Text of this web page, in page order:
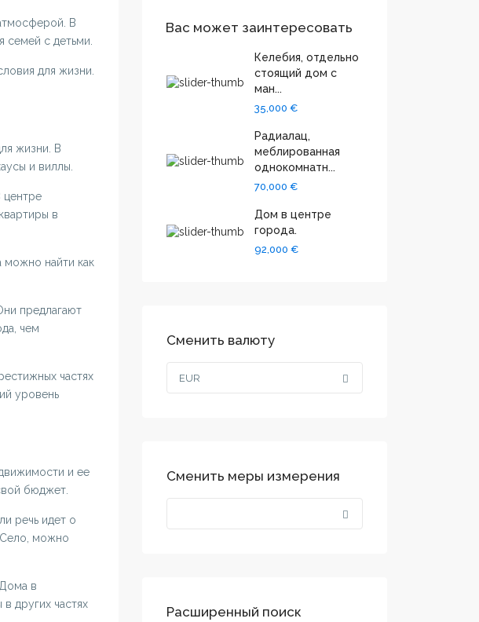
В
семей с детьми.
для жизни.
жизни. В
и виллы.
центре
в
можно найти как
предлагают
чем
частях
уровень
и ее
бюджет.
речь идет о
Село, можно
в
других частях
Вас может заинтересовать
Келебия, отдельно
стоящий дом с
ман...
35,000 €
Радиалац,
меблированная
однокомнатн...
70,000 €
Дом в центре
города.
92,000 €
Сменить валюту
EUR
Сменить меры измерения
Расширенный поиск